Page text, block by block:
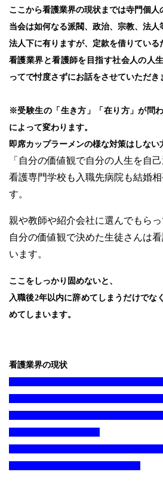
ここから看護業界の現状までは寺門個人
当会は如何なる派閥、政治、宗教、法人
法人下に有りますが、定款を借りている
看護業界と看護師を目指す社会人の人
ってで忖度さずにお話をさせていただき
※受験生の「生き方」「在り方」が問
によって変わります。
即席カップラーメンの様な対策はしない
「自分の価値観で自分の人生を自己
看護専門学校も入職先病院も結婚
す。
親や教師や紹介会社に選んでもら
自分の価値観で決めた生徒さんは
います。
ここをしっかり固めないと、
入職後2年以内に辞めてしまうだけでな
めてしまいます。
看護業界の現状